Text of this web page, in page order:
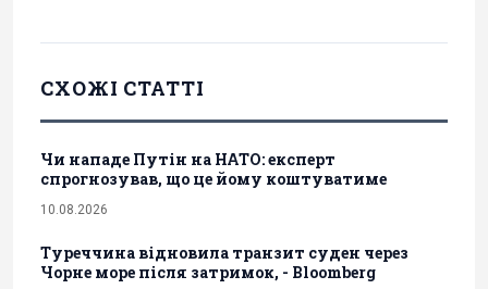
СХОЖІ СТАТТІ
Чи нападе Путін на НАТО: експерт
спрогнозував, що це йому коштуватиме
10.08.2026
Туреччина відновила транзит суден через
Чорне море після затримок, - Bloomberg